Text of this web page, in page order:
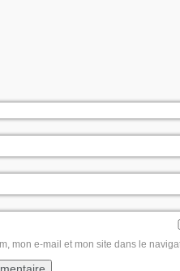
mon e-mail et mon site dans le